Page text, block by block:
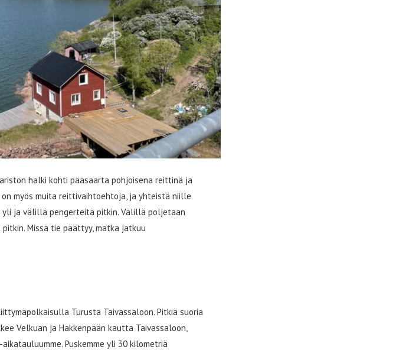
halki kohti pääsaarta pohjoisena reittinä ja
myös muita reittivaihtoehtoja, ja yhteistä niille
ja välillä pengerteitä pitkin. Välillä poljetaan
Missä tie päättyy, matka jatkuu
Turusta Taivassaloon. Pitkiä suoria
Velkuan ja Hakkenpään kautta Taivassaloon,
Puskemme yli 30 kilometriä